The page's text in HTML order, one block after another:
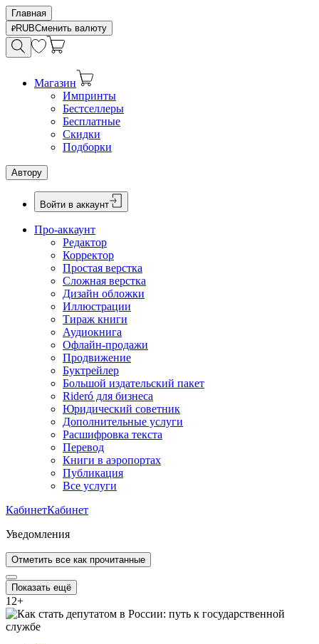
Главная
RUBСменить валюту
Магазин
Импринты
Бестселлеры
Бесплатные
Скидки
Подборки
Автору
Войти в аккаунт
Про-аккаунт
Редактор
Корректор
Простая верстка
Сложная верстка
Дизайн обложки
Иллюстрации
Тираж книги
Аудиокнига
Офлайн-продажи
Продвижение
Буктрейлер
Большой издательский пакет
Rideró для бизнеса
Юридический советник
Дополнительные услуги
Расшифровка текста
Перевод
Книги в аэропортах
Публикация
Все услуги
КабинетКабинет
Уведомления
Отметить все как прочитанные
Показать ещё
12+